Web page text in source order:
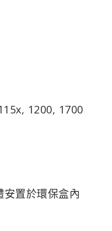
1200, 1700
置於環保盒內